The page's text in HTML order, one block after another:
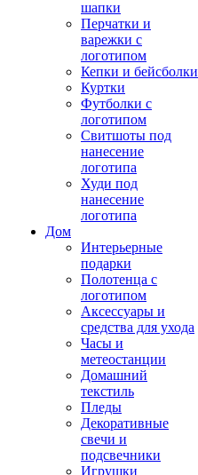
шапки
Перчатки и
варежки с
логотипом
Кепки и бейсболки
Куртки
Футболки с
логотипом
Свитшоты под
нанесение
логотипа
Худи под
нанесение
логотипа
Дом
Интерьерные
подарки
Полотенца с
логотипом
Аксессуары и
средства для ухода
Часы и
метеостанции
Домашний
текстиль
Пледы
Декоративные
свечи и
подсвечники
Игрушки